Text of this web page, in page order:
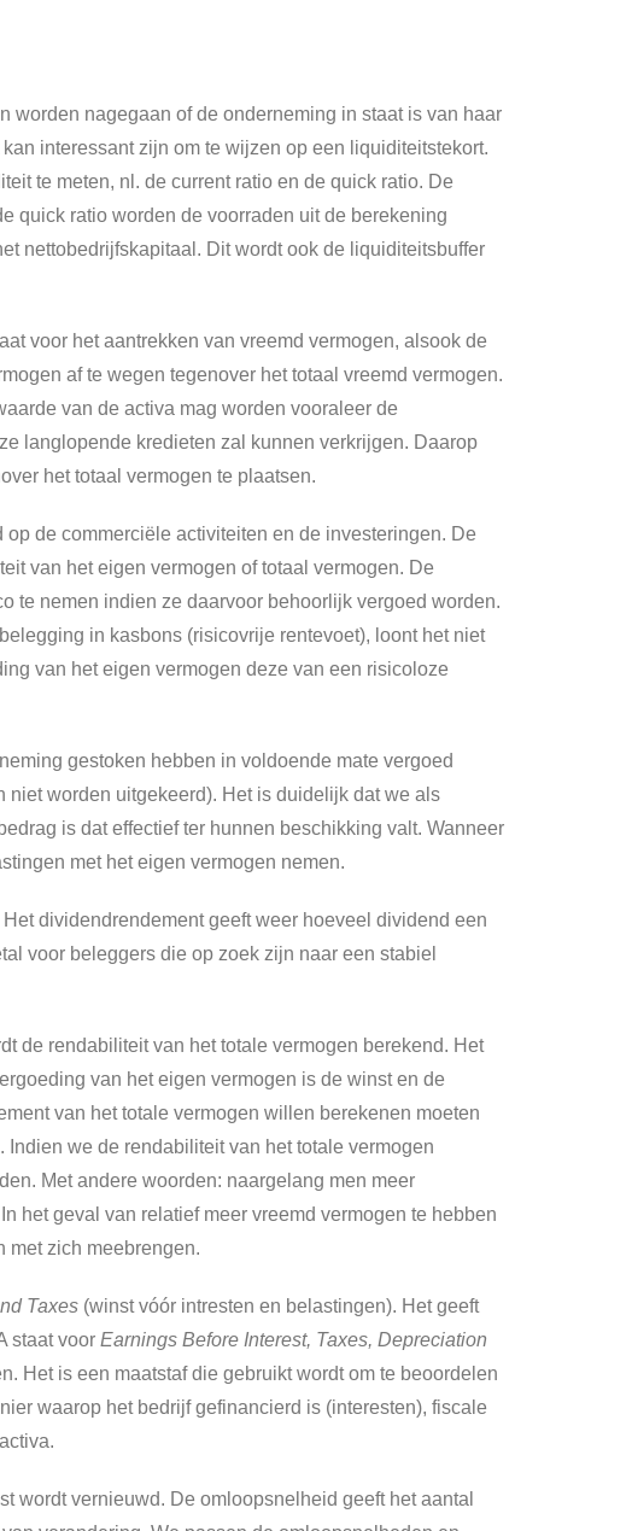
worden nagegaan of de onderneming in staat is van haar
interessant zijn om te wijzen op een liquiditeitstekort.
te meten, nl. de current ratio en de quick ratio. De
quick ratio worden de voorraden uit de berekening
nettobedrijfskapitaal. Dit wordt ook de liquiditeitsbuffer
voor het aantrekken van vreemd vermogen, alsook de
af te wegen tegenover het totaal vreemd vermogen.
van de activa mag worden vooraleer de
langlopende kredieten zal kunnen verkrijgen. Daarop
het totaal vermogen te plaatsen.
de commerciële activiteiten en de investeringen. De
van het eigen vermogen of totaal vermogen. De
te nemen indien ze daarvoor behoorlijk vergoed worden.
in kasbons (risicovrije rentevoet), loont het niet
van het eigen vermogen deze van een risicoloze
gestoken hebben in voldoende mate vergoed
worden uitgekeerd). Het is duidelijk dat we als
is dat effectief ter hunnen beschikking valt. Wanneer
met het eigen vermogen nemen.
dividendrendement geeft weer hoeveel dividend een
voor beleggers die op zoek zijn naar een stabiel
de rendabiliteit van het totale vermogen berekend. Het
van het eigen vermogen is de winst en de
van het totale vermogen willen berekenen moeten
we de rendabiliteit van het totale vermogen
Met andere woorden: naargelang men meer
het geval van relatief meer vreemd vermogen te hebben
met zich meebrengen.
Taxes (winst vóór intresten en belastingen). Het geeft
staat voor Earnings Before Interest, Taxes, Depreciation
Het is een maatstaf die gebruikt wordt om te beoordelen
waarop het bedrijf gefinancierd is (interesten), fiscale
wordt vernieuwd. De omloopsnelheid geeft het aantal